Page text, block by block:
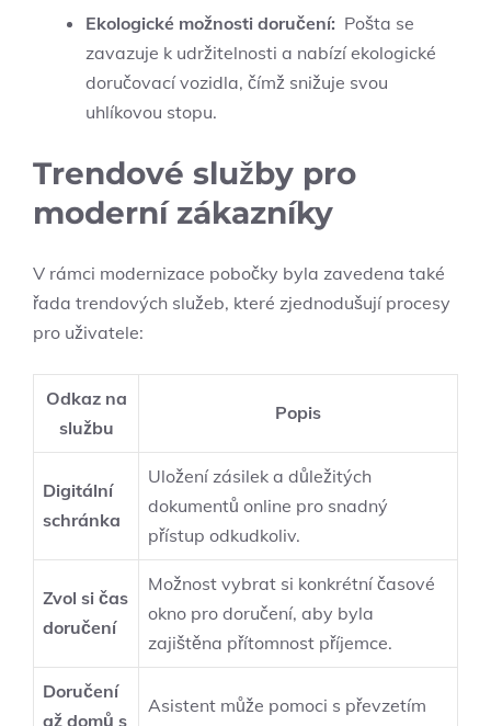
Ekologické možnosti doručení: ​ Pošta⁣ se
zavazuje k ‌udržitelnosti a nabízí ekologické
doručovací vozidla,⁤ čímž‌ snižuje svou
uhlíkovou​ stopu.
Trendové služby pro
moderní zákazníky
V rámci ⁤modernizace⁤ pobočky byla zavedena také
řada trendových ⁣služeb, které zjednodušují procesy ​
pro uživatele:
Odkaz na
službu
Popis
Digitální
schránka
Uložení zásilek ‍a důležitých
‍dokumentů online pro snadný
přístup ⁢odkudkoliv.
Zvol⁢ si čas
doručení
Možnost⁤ vybrat si konkrétní časové
okno pro ⁢doručení, aby byla
zajištěna přítomnost příjemce.
Doručení ​
až domů s
Asistent ‌může pomoci ‌s převzetím⁤